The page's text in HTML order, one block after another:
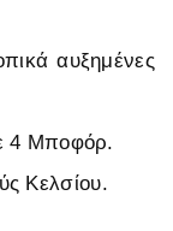
αυξημένες
4 Μποφόρ.
Κελσίου.